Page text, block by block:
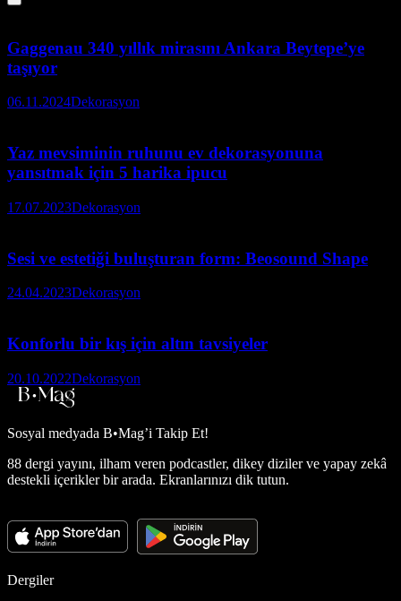
Gaggenau 340 yıllık mirasını Ankara Beytepe’ye
taşıyor
06.11.2024Dekorasyon
Yaz mevsiminin ruhunu ev dekorasyonuna
yansıtmak için 5 harika ipucu
17.07.2023Dekorasyon
Sesi ve estetiği buluşturan form: Beosound Shape
24.04.2023Dekorasyon
Konforlu bir kış için altın tavsiyeler
20.10.2022Dekorasyon
Sosyal medyada B•Mag’i Takip Et!
88 dergi yayını, ilham veren podcastler, dikey diziler ve yapay zekâ
destekli içerikler bir arada. Ekranlarınızı dik tutun.
Dergiler